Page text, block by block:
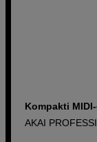
Kompakti
AKAI